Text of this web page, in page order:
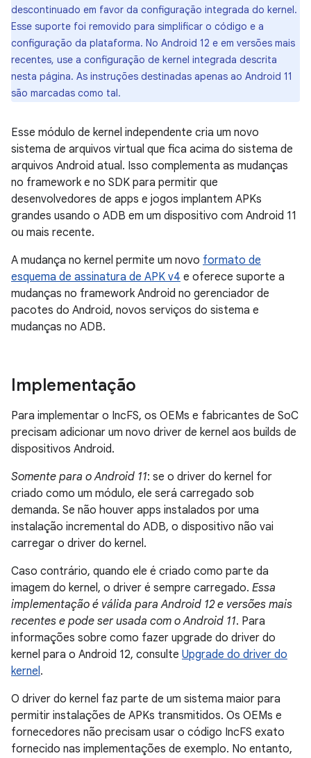
descontinuado em favor da configuração integrada do kernel.
Esse suporte foi removido para simplificar o código e a
configuração da plataforma. No Android 12 e em versões mais
recentes, use a configuração de kernel integrada descrita
nesta página. As instruções destinadas apenas ao Android 11
são marcadas como tal.
Esse módulo de kernel independente cria um novo
sistema de arquivos virtual que fica acima do sistema de
arquivos Android atual. Isso complementa as mudanças
no framework e no SDK para permitir que
desenvolvedores de apps e jogos implantem APKs
grandes usando o ADB em um dispositivo com Android 11
ou mais recente.
A mudança no kernel permite um novo formato de
esquema de assinatura de APK v4 e oferece suporte a
mudanças no framework Android no gerenciador de
pacotes do Android, novos serviços do sistema e
mudanças no ADB.
Implementação
Para implementar o IncFS, os OEMs e fabricantes de SoC
precisam adicionar um novo driver de kernel aos builds de
dispositivos Android.
Somente para o Android 11: se o driver do kernel for
criado como um módulo, ele será carregado sob
demanda. Se não houver apps instalados por uma
instalação incremental do ADB, o dispositivo não vai
carregar o driver do kernel.
Caso contrário, quando ele é criado como parte da
imagem do kernel, o driver é sempre carregado. Essa
implementação é válida para Android 12 e versões mais
recentes e pode ser usada com o Android 11. Para
informações sobre como fazer upgrade do driver do
kernel para o Android 12, consulte Upgrade do driver do
kernel.
O driver do kernel faz parte de um sistema maior para
permitir instalações de APKs transmitidos. Os OEMs e
fornecedores não precisam usar o código IncFS exato
fornecido nas implementações de exemplo. No entanto,